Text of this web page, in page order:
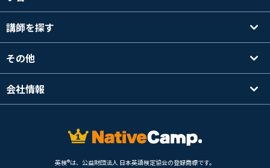
講師を探す
その他
会社情報
英検®は、公益財団法人 日本英語検定協会の登録商標です。